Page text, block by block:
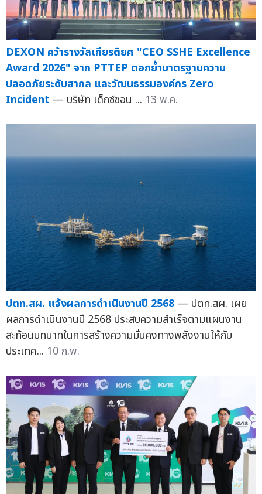
DEXON คว้ารางวัลเกียรติยศ "CEO SSHE Excellence
Award 2026" จาก PTTEP ตอกย้ำมาตรฐานความ
ปลอดภัยระดับสากล และวัฒนธรรมองค์กร Zero
Incident — บริษัท เด็กซ์ซอน ... 13 พ.ค.
ปตท.สผ. แจ้งผลการดำเนินงานปี 2568 — ปตท.สผ. เผย
ผลการดำเนินงานปี 2568 ประสบความสำเร็จตามแผนงาน
สะท้อนบทบาทในการสร้างความมั่นคงทางพลังงานให้กับ
ประเทศ... 10 ก.พ.